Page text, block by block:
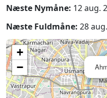
Næste Nymåne: 12 aug.
Næste Fuldmåne: 28
+
−